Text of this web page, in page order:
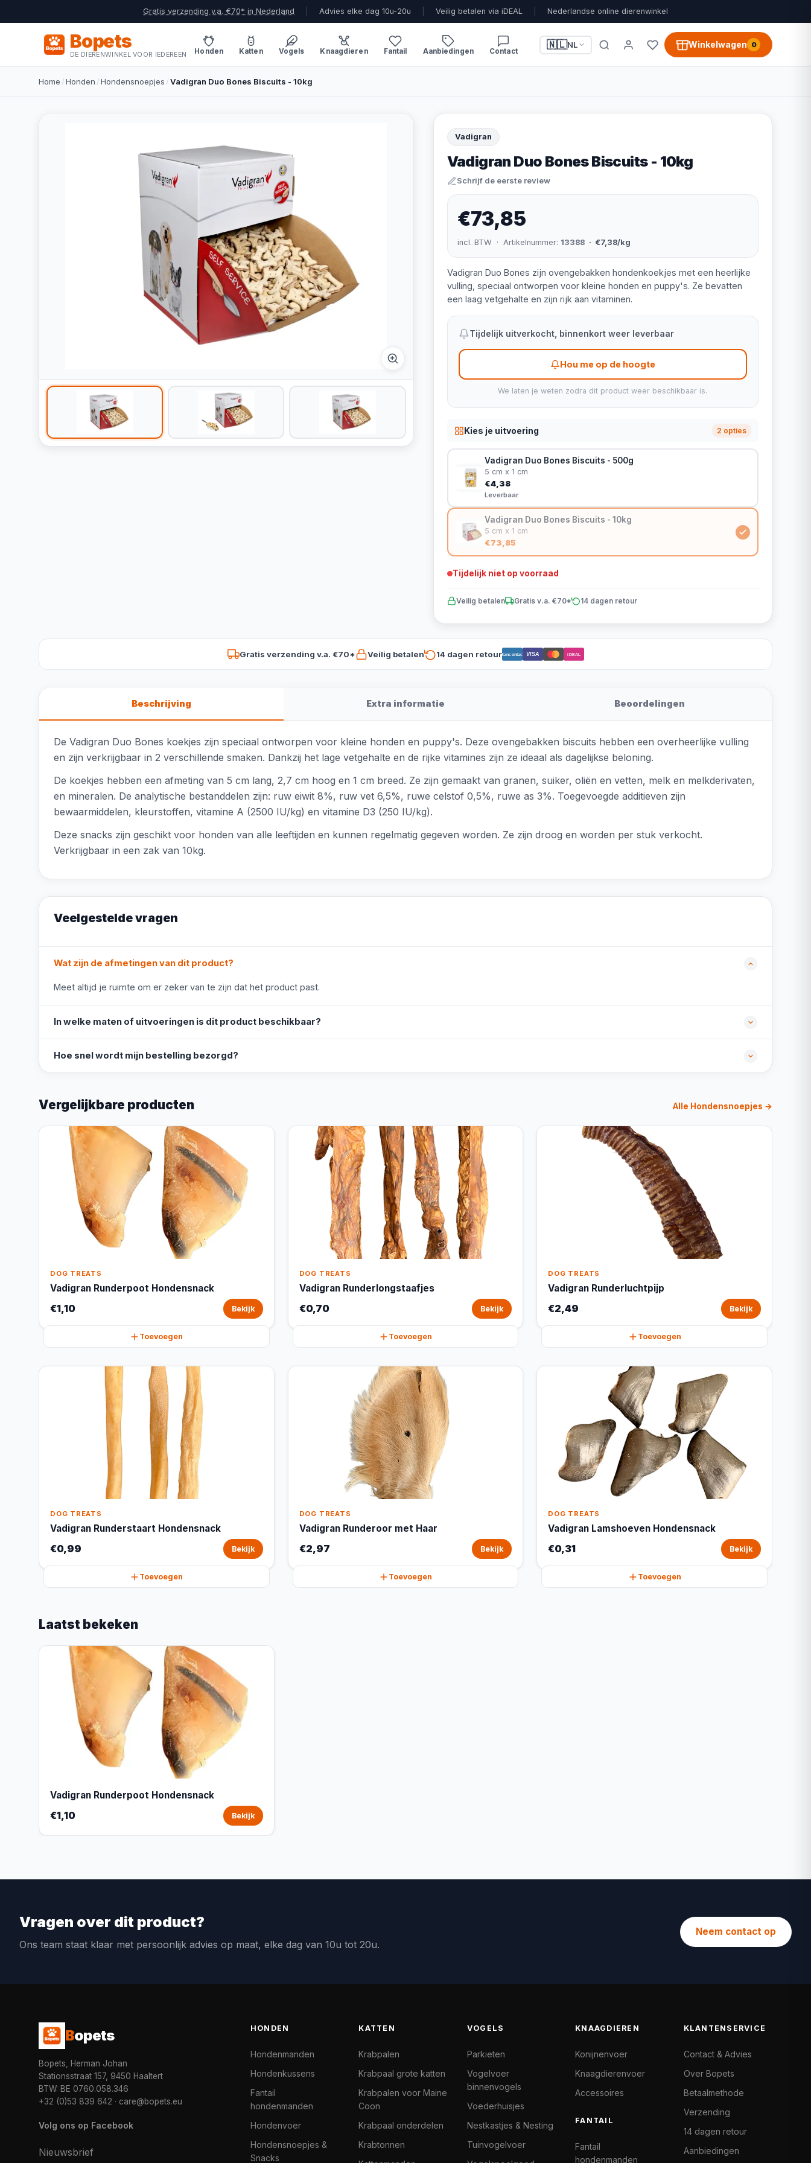
Gratis verzending v.a. €70* in Nederland Advies elke dag 10u-20u Veilig betalen via iDEAL Nederlandse online dierenwinkel
Bopets
DE DIERENWINKEL VOOR IEDEREEN Honden Katten Vogels Knaagdieren Fantail Aanbiedingen Contact
🇳🇱NL Winkelwagen 0
Home /Honden /Hondensnoepjes /Vadigran Duo Bones Biscuits - 10kg
Vadigran
Vadigran Duo Bones Biscuits - 10kg
Schrijf de eerste review
€73,85
incl. BTW · Artikelnummer: 13388 · €7,38/kg
Vadigran Duo Bones zijn ovengebakken hondenkoekjes met een heerlijke
vulling, speciaal ontworpen voor kleine honden en puppy's. Ze bevatten
een laag vetgehalte en zijn rijk aan vitaminen.
Tijdelijk uitverkocht, binnenkort weer leverbaar
Hou me op de hoogte
We laten je weten zodra dit product weer beschikbaar is.
Kies je uitvoering 2 opties
Vadigran Duo Bones Biscuits - 500g
5 cm x 1 cm
€4,38
Leverbaar
Vadigran Duo Bones Biscuits - 10kg
5 cm x 1 cm
€73,85
Tijdelijk niet op voorraad
Veilig betalen Gratis v.a. €70* 14 dagen retour
Gratis verzending v.a. €70* Veilig betalen 14 dagen retourBancontact VISA iDEAL
Beschrijving Extra informatie Beoordelingen
De Vadigran Duo Bones koekjes zijn speciaal ontworpen voor kleine honden en puppy's. Deze ovengebakken biscuits hebben een overheerlijke vulling
en zijn verkrijgbaar in 2 verschillende smaken. Dankzij het lage vetgehalte en de rijke vitamines zijn ze ideaal als dagelijkse beloning.
De koekjes hebben een afmeting van 5 cm lang, 2,7 cm hoog en 1 cm breed. Ze zijn gemaakt van granen, suiker, oliën en vetten, melk en melkderivaten,
en mineralen. De analytische bestanddelen zijn: ruw eiwit 8%, ruw vet 6,5%, ruwe celstof 0,5%, ruwe as 3%. Toegevoegde additieven zijn
bewaarmiddelen, kleurstoffen, vitamine A (2500 IU/kg) en vitamine D3 (250 IU/kg).
Deze snacks zijn geschikt voor honden van alle leeftijden en kunnen regelmatig gegeven worden. Ze zijn droog en worden per stuk verkocht.
Verkrijgbaar in een zak van 10kg.
Veelgestelde vragen
Wat zijn de afmetingen van dit product?
Meet altijd je ruimte om er zeker van te zijn dat het product past.
In welke maten of uitvoeringen is dit product beschikbaar?
Hoe snel wordt mijn bestelling bezorgd?
Vergelijkbare producten Alle Hondensnoepjes →
DOG TREATS
Vadigran Runderpoot Hondensnack
€1,10 Bekijk
Toevoegen
DOG TREATS
Vadigran Runderlongstaafjes
€0,70 Bekijk
Toevoegen
DOG TREATS
Vadigran Runderluchtpijp
€2,49 Bekijk
Toevoegen
DOG TREATS
Vadigran Runderstaart Hondensnack
€0,99 Bekijk
Toevoegen
DOG TREATS
Vadigran Runderoor met Haar
€2,97 Bekijk
Toevoegen
DOG TREATS
Vadigran Lamshoeven Hondensnack
€0,31 Bekijk
Toevoegen
Laatst bekeken
Vadigran Runderpoot Hondensnack
€1,10 Bekijk
Vragen over dit product?
Ons team staat klaar met persoonlijk advies op maat, elke dag van 10u tot 20u.
Neem contact op
Bopets
Bopets, Herman Johan
Stationsstraat 157, 9450 Haaltert
BTW: BE 0760.058.346
+32 (0)53 839 642 · care@bopets.eu
Volg ons op Facebook
Nieuwsbrief
HONDEN
Hondenmanden
Hondenkussens
Fantail
hondenmanden
Hondenvoer
Hondensnoepjes &
Snacks
KATTEN
Krabpalen
Krabpaal grote katten
Krabpalen voor Maine
Coon
Krabpaal onderdelen
Krabtonnen
VOGELS
Parkieten
Vogelvoer
binnenvogels
Voederhuisjes
Nestkastjes & Nesting
Tuinvogelvoer
KNAAGDIEREN
Konijnenvoer
Knaagdierenvoer
Accessoires
FANTAIL
Fantail
hondenmanden
KLANTENSERVICE
Contact & Advies
Over Bopets
Betaalmethode
Verzending
14 dagen retour
Aanbiedingen